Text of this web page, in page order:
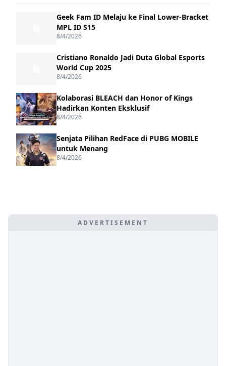
Geek Fam ID Melaju ke Final Lower-Bracket
MPL ID S15
8/4/2026
Cristiano Ronaldo Jadi Duta Global Esports
World Cup 2025
8/4/2026
Kolaborasi BLEACH dan Honor of Kings
Hadirkan Konten Eksklusif
8/4/2026
Senjata Pilihan RedFace di PUBG MOBILE
untuk Menang
8/4/2026
ADVERTISEMENT